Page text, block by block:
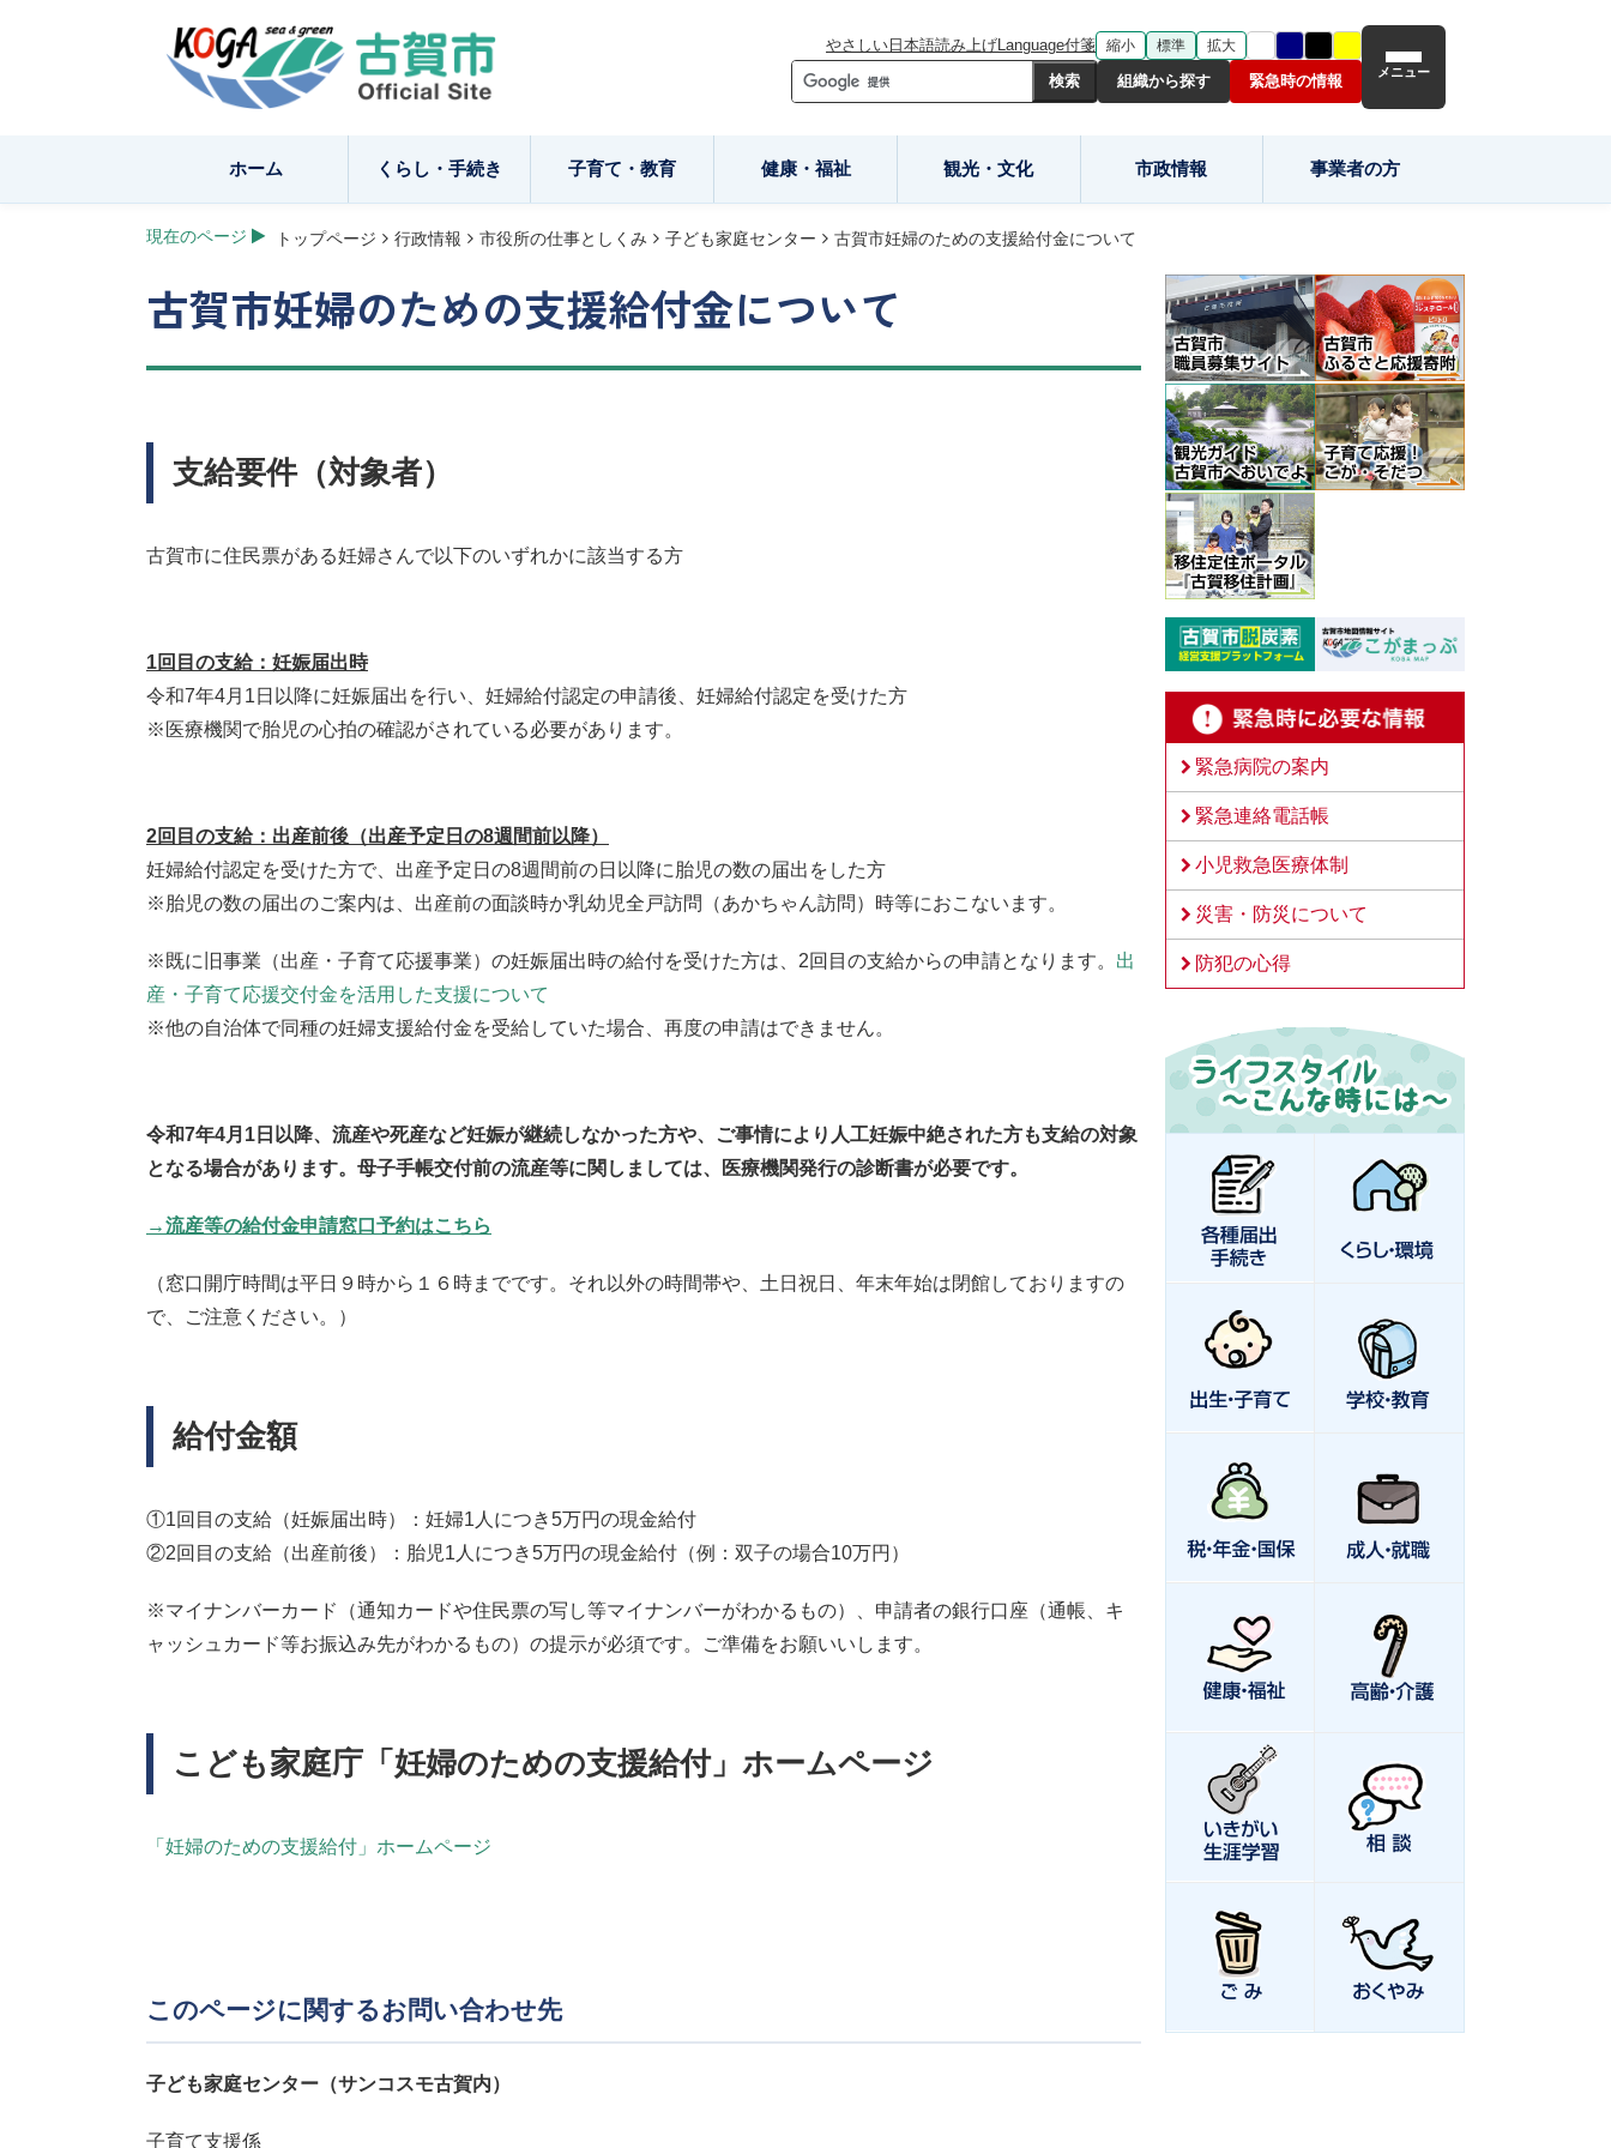
やさしい日本語読み上げLanguage付箋 縮小 標準 拡大
組織から探す 緊急時の情報 メニュー
ホーム くらし・手続き 子育て・教育 健康・福祉 観光・文化 市政情報 事業者の方
現在のページ トップページ 行政情報 市役所の仕事としくみ 子ども家庭センター 古賀市妊婦のための支援給付金について
古賀市妊婦のための支援給付金について
支給要件（対象者）
古賀市に住民票がある妊婦さんで以下のいずれかに該当する方
1回目の支給：妊娠届出時
令和7年4月1日以降に妊娠届出を行い、妊婦給付認定の申請後、妊婦給付認定を受けた方
※医療機関で胎児の心拍の確認がされている必要があります。
2回目の支給：出産前後（出産予定日の8週間前以降）
妊婦給付認定を受けた方で、出産予定日の8週間前の日以降に胎児の数の届出をした方
※胎児の数の届出のご案内は、出産前の面談時か乳幼児全戸訪問（あかちゃん訪問）時等におこないます。
※既に旧事業（出産・子育て応援事業）の妊娠届出時の給付を受けた方は、2回目の支給からの申請となります。 出
産・子育て応援交付金を活用した支援について
※他の自治体で同種の妊婦支援給付金を受給していた場合、再度の申請はできません。
令和7年4月1日以降、流産や死産など妊娠が継続しなかった方や、ご事情により人工妊娠中絶された方も支給の対象
となる場合があります。母子手帳交付前の流産等に関しましては、医療機関発行の診断書が必要です。
→流産等の給付金申請窓口予約はこちら
（窓口開庁時間は平日９時から１６時までです。それ以外の時間帯や、土日祝日、年末年始は閉館しておりますの
で、ご注意ください。）
給付金額
①1回目の支給（妊娠届出時）：妊婦1人につき5万円の現金給付
②2回目の支給（出産前後）：胎児1人につき5万円の現金給付（例：双子の場合10万円）
※マイナンバーカード（通知カードや住民票の写し等マイナンバーがわかるもの）、申請者の銀行口座（通帳、キ
ャッシュカード等お振込み先がわかるもの）の提示が必須です。ご準備をお願いいします。
こども家庭庁「妊婦のための支援給付」ホームページ
「妊婦のための支援給付」ホームページ
このページに関するお問い合わせ先
子ども家庭センター（サンコスモ古賀内）
子育て支援係
緊急病院の案内
緊急連絡電話帳
小児救急医療体制
災害・防災について
防犯の心得